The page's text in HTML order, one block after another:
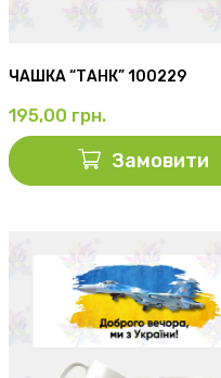
ЧАШКА “ТАНК” 100229
195,00 грн.
Замовити